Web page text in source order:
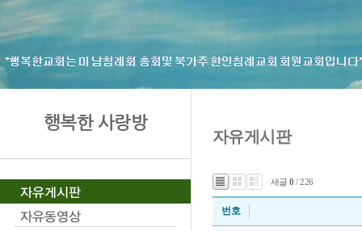
행복한 사랑방
자유게시판
새글0 / 226
번호